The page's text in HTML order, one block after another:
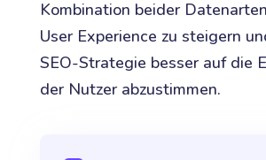
Kombination beider
User Experience zu steigern
SEO-Strategie besser auf die
der Nutzer abzustimmen.